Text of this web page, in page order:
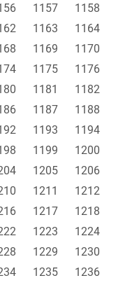
1157
1158
1163
1164
1169
1170
1175
1176
1181
1182
1187
1188
1193
1194
1199
1200
1205
1206
1211
1212
1217
1218
1223
1224
1229
1230
1235
1236